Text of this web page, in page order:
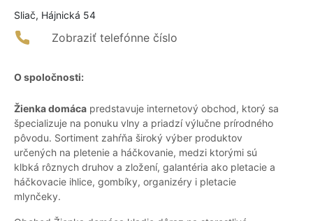
Sliač, Hájnická 54
Zobraziť telefónne číslo
O spoločnosti:
Žienka domáca predstavuje internetový obchod, ktorý sa
špecializuje na ponuku vlny a priadzí výlučne prírodného
pôvodu. Sortiment zahŕňa široký výber produktov
určených na pletenie a háčkovanie, medzi ktorými sú
klbká rôznych druhov a zložení, galantéria ako pletacie a
háčkovacie ihlice, gombíky, organizéry i pletacie
mlynčeky.